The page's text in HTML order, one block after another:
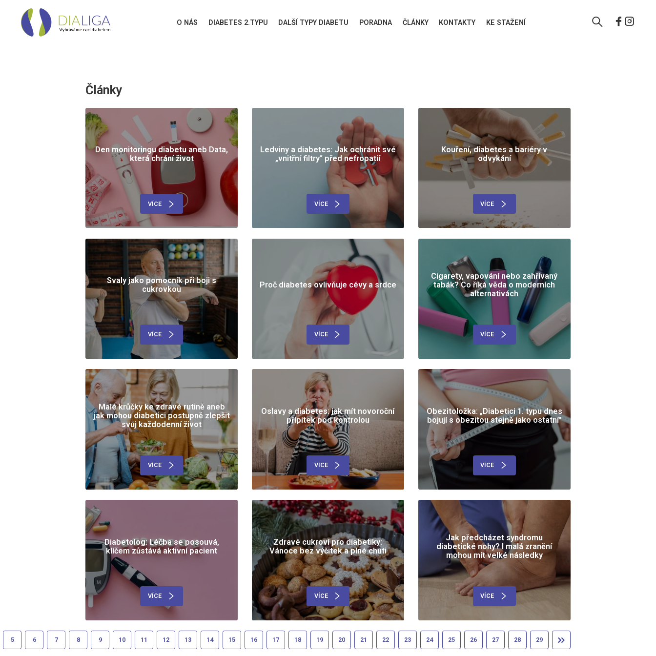
O NÁS DIABETES 2.TYPU DALŠÍ TYPY DIABETU PORADNA ČLÁNKY KONTAKTY KE STAŽENÍ
Články
Den monitoringu diabetu aneb Data,
která chrání život
VÍCE
Ledviny a diabetes: Jak ochránit své
„vnitřní filtry“ před nefropatií
VÍCE
Kouření, diabetes a bariéry v
odvykání
VÍCE
Svaly jako pomocník při boji s
cukrovkou
VÍCE
Proč diabetes ovlivňuje cévy a srdce
VÍCE
Cigarety, vapování nebo zahřívaný
tabák? Co říká věda o moderních
alternativách
VÍCE
Malé krůčky ke zdravé rutině aneb
jak mohou diabetici postupně zlepšit
svůj každodenní život
VÍCE
Oslavy a diabetes: jak mít novoroční
přípitek pod kontrolou
VÍCE
Obezitoložka: „Diabetici 1. typu dnes
bojují s obezitou stejně jako ostatní"
VÍCE
Diabetolog: Léčba se posouvá,
klíčem zůstává aktivní pacient
VÍCE
Zdravé cukroví pro diabetiky:
Vánoce bez výčitek a plné chuti
VÍCE
Jak předcházet syndromu
diabetické nohy? I malá zranění
mohou mít velké následky
VÍCE
5 6 7 8 9 10 11 12 13 14 15 16 17 18 19 20 21 22 23 24 25 26 27 28 29